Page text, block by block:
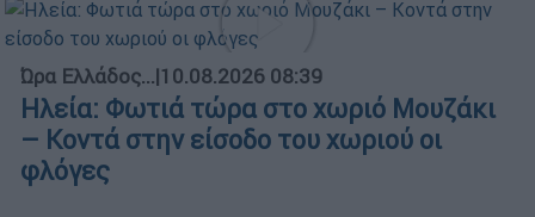
Ώρα Ελλάδος...|10.08.2026 08:39
Ηλεία: Φωτιά τώρα στο χωριό Μουζάκι
– Κοντά στην είσοδο του χωριού οι
φλόγες